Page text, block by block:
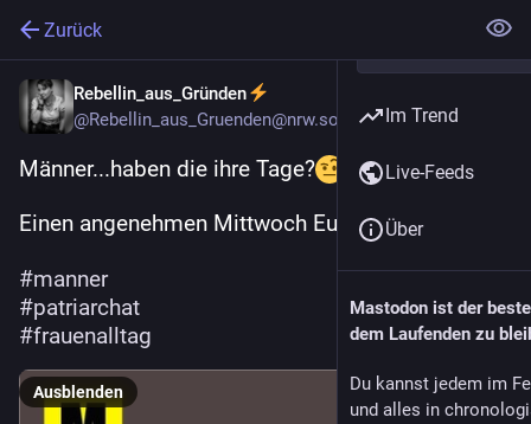
Zurück
Rebellin_aus_Gründen
@Rebellin_aus_Gruenden@nrw.social
Männer...haben die ihre Tage?
Einen angenehmen Mittwoch Euch
#manner
#patriarchat
#frauenalltag
Ausblenden
Im Trend
Live-Feeds
Über
Mastodon ist der
dem Laufenden zu
Du kannst jedem im
und alles in